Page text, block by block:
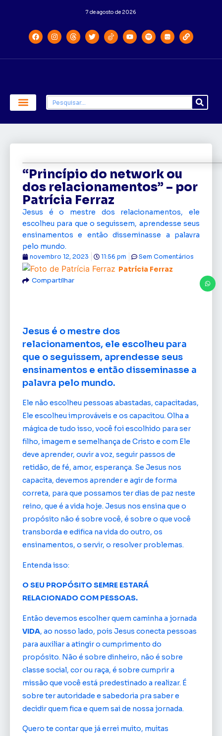
7 de agosto de 2026
“Princípio do network ou
dos relacionamentos” – por
Patrícia Ferraz
Jesus é o mestre dos relacionamentos, ele
escolheu para que o seguissem, aprendesse seus
ensinamentos e então disseminasse a palavra
pelo mundo.
Patrícia Ferraz
novembro 12, 2023 11:56 pm Sem Comentários
Compartilhar
Jesus é o mestre dos
relacionamentos, ele escolheu para
que o seguissem, aprendesse seus
ensinamentos e então disseminasse a
palavra pelo mundo.
Ele não escolheu pessoas abastadas, capacitadas,
Ele escolheu improváveis e os capacitou. Olha a
mágica de tudo isso, você foi escolhido para ser
filho, imagem e semelhança de Cristo e com Ele
deve aprender, ouvir a voz, seguir passos de
retidão, de fé, amor, esperança. Se Jesus nos
capacita, devemos aprender e agir de forma
correta, para que possamos ter dias de paz neste
reino, que é a vida hoje. Jesus nos ensina que o
propósito não é sobre você, é sobre o que você
transborda e edifica na vida do outro, os
ensinamentos, o servir, o resolver problemas.
Entenda isso:
O SEU PROPÓSITO SEMRE ESTARÁ
RELACIONADO COM PESSOAS.
Então devemos escolher quem caminha a jornada
VIDA, ao nosso lado, pois Jesus conecta pessoas
para auxiliar a atingir o cumprimento do
propósito. Não é sobre dinheiro, não é sobre
classe social, cor ou raça, é sobre cumprir a
missão que você está predestinado a realizar. É
sobre ter autoridade e sabedoria pra saber e
decidir quem fica e quem sai de nossa jornada.
Quero te contar que já errei muito, muitas